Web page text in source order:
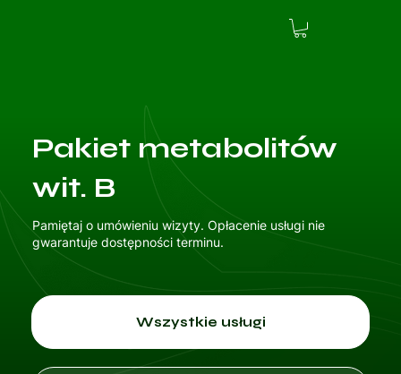
Pakiet metabolitów
wit. B
Pamiętaj o umówieniu wizyty. Opłacenie usługi nie
gwarantuje dostępności terminu.
Wszystkie usługi